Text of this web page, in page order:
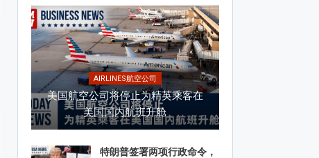
AIRLINES航空公司
美国航空公司将停止为精英乘客在
美国国内航班升舱
特朗普签署两项行政命令，